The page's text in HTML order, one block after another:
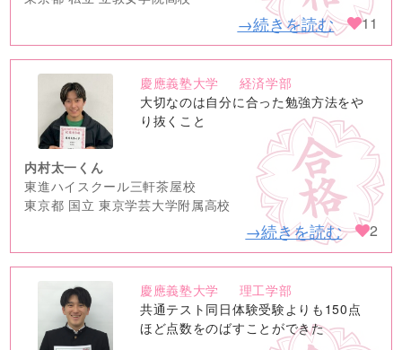
→続きを読む 11
no
image
慶應義塾大学
経済学部
大切なのは自分に合った勉強方法をや
り抜くこと
内村太一くん
東進ハイスクール三軒茶屋校
東京都 国立 東京学芸大学附属高校
→続きを読む 2
no
image
慶應義塾大学
理工学部
共通テスト同日体験受験よりも150点
ほど点数をのばすことができた